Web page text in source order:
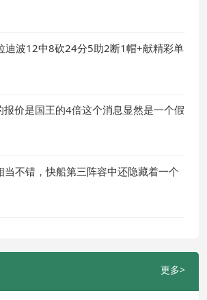
迪波12中8砍24分5助2断1帽+献精彩单
报价是国王的4倍这个消息显然是一个假
当不错，快船第三阵容中还隐藏着一个
更多>